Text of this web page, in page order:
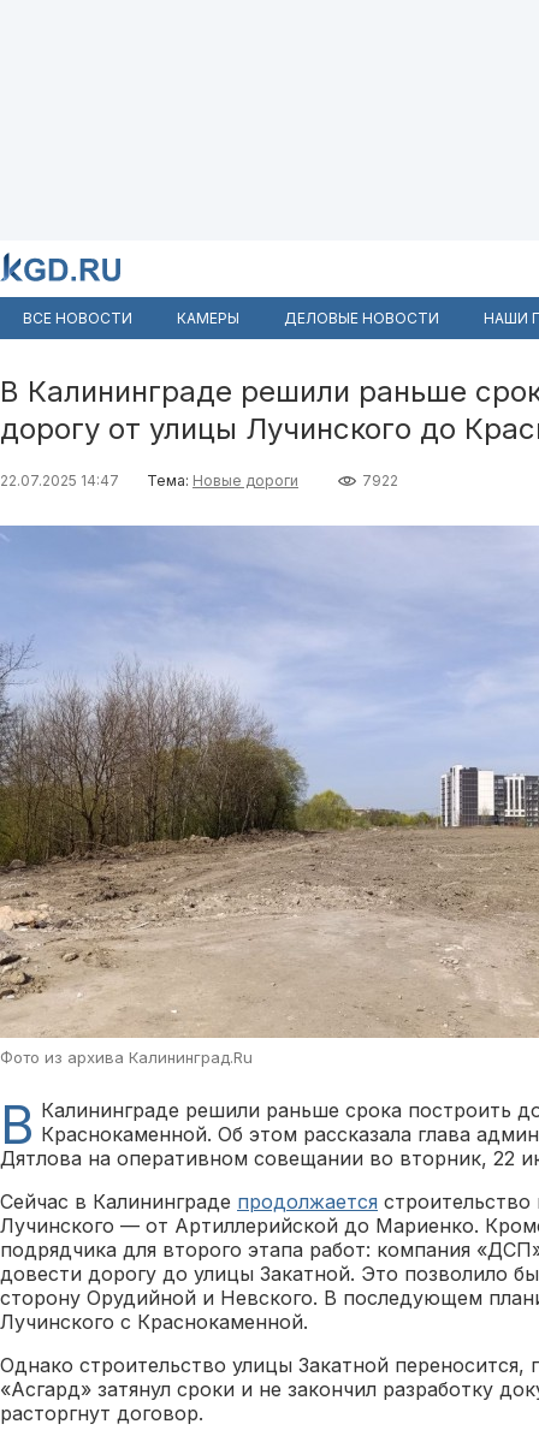
ВСЕ НОВОСТИ КАМЕРЫ ДЕЛОВЫЕ НОВОСТИ НАШИ
В Калининграде решили раньше
дорогу от улицы Лучинского до
22.07.2025 14:47 Тема: Новые дороги 7922
Фото из архива Калининград.Ru
В Калининграде решили раньше срока построить
Краснокаменной. Об этом рассказала глава
Дятлова на оперативном совещании во вторник, 22
Сейчас в Калининграде продолжается строительство
Лучинского — от Артиллерийской до Мариенко.
подрядчика для второго этапа работ: компания
довести дорогу до улицы Закатной. Это позволило
сторону Орудийной и Невского. В последующем
Лучинского с Краснокаменной.
Однако строительство улицы Закатной переносится,
«Асгард» затянул сроки и не закончил разработку
расторгнут договор.